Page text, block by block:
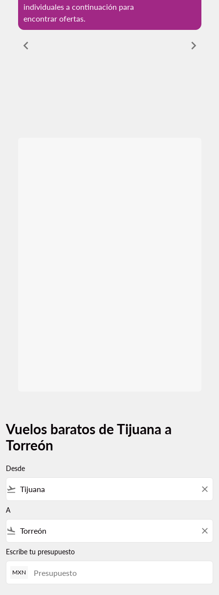
individuales a continuación para
encontrar ofertas.
chevron_left chevron_right
Vuelos baratos de Tijuana a
Torreón
Desde
flight_takeoff close
A
flight_land close
Escribe tu presupuesto
MXN